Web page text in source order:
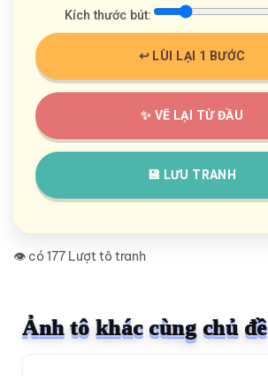
Kích thước bút:
↩️ LÙI LẠI 1 BƯỚC
✨ VẼ LẠI TỪ ĐẦU
💾 LƯU TRANH
👁️ có 177 Lượt tô tranh
Ảnh tô khác cùng chủ đề